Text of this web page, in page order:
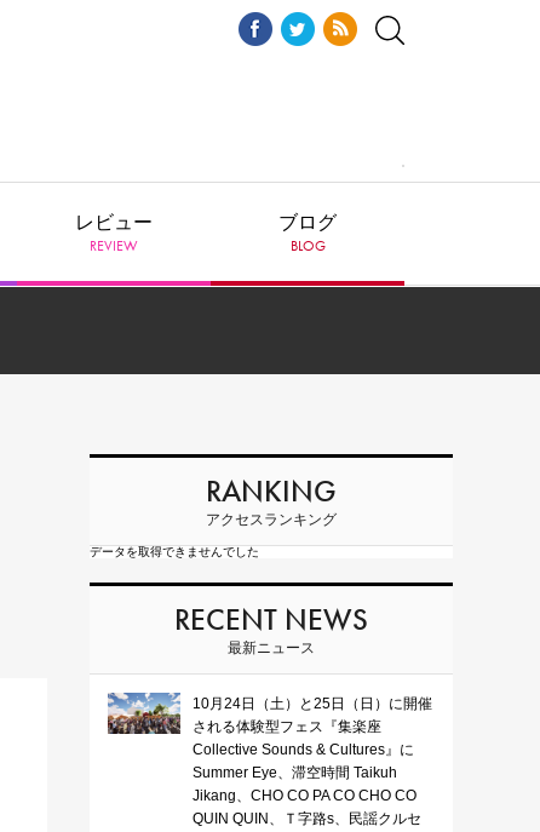
レビュー
REVIEW
ブログ
BLOG
RANKING
アクセスランキング
データを取得できませんでした
RECENT NEWS
最新ニュース
10月24日（土）と25日（日）に開催
される体験型フェス『集楽座
Collective Sounds & Cultures』に
Summer Eye、滞空時間 Taikuh
Jikang、CHO CO PA CO CHO CO
QUIN QUIN、Ｔ字路s、民謡クルセ